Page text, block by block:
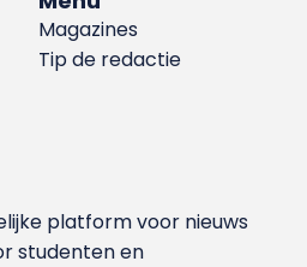
Magazines
Tip de redactie
platform voor nieuws
studenten en